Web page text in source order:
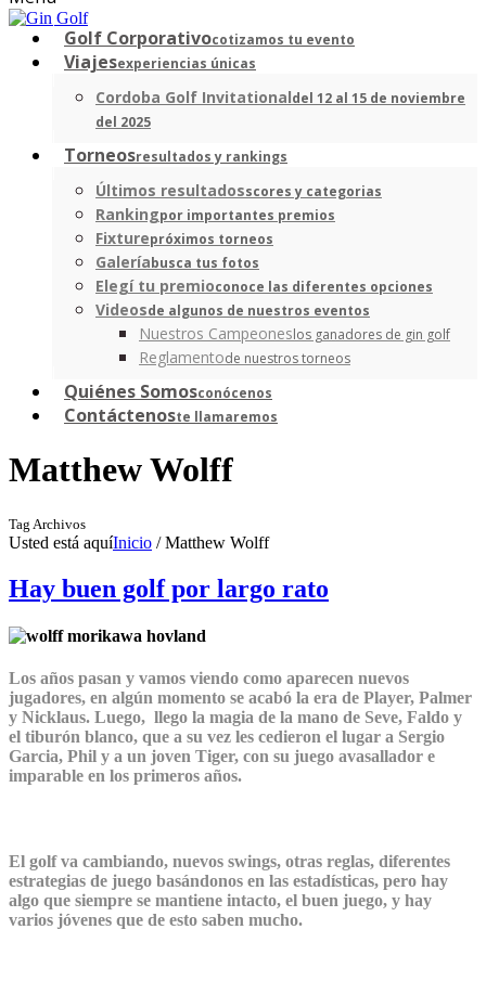
Golf Corporativocotizamos tu evento
Viajesexperiencias únicas
Cordoba Golf Invitationaldel 12 al 15 de noviembre
del 2025
Torneosresultados y rankings
Últimos resultadosscores y categorias
Rankingpor importantes premios
Fixturepróximos torneos
Galeríabusca tus fotos
Elegí tu premioconoce las diferentes opciones
Videosde algunos de nuestros eventos
Nuestros Campeoneslos ganadores de gin golf
Reglamentode nuestros torneos
Quiénes Somosconócenos
Contáctenoste llamaremos
Matthew Wolff
Tag Archivos
Usted está aquíInicio /Matthew Wolff
Hay buen golf por largo rato
Los años pasan y vamos viendo como aparecen nuevos
jugadores, en algún momento se acabó la era de Player, Palmer
y Nicklaus. Luego, llego la magia de la mano de Seve, Faldo y
el tiburón blanco, que a su vez les cedieron el lugar a Sergio
Garcia, Phil y a un joven Tiger, con su juego avasallador e
imparable en los primeros años.
El golf va cambiando, nuevos swings, otras reglas, diferentes
estrategias de juego basándonos en las estadísticas, pero hay
algo que siempre se mantiene intacto, el buen juego, y hay
varios jóvenes que de esto saben mucho.